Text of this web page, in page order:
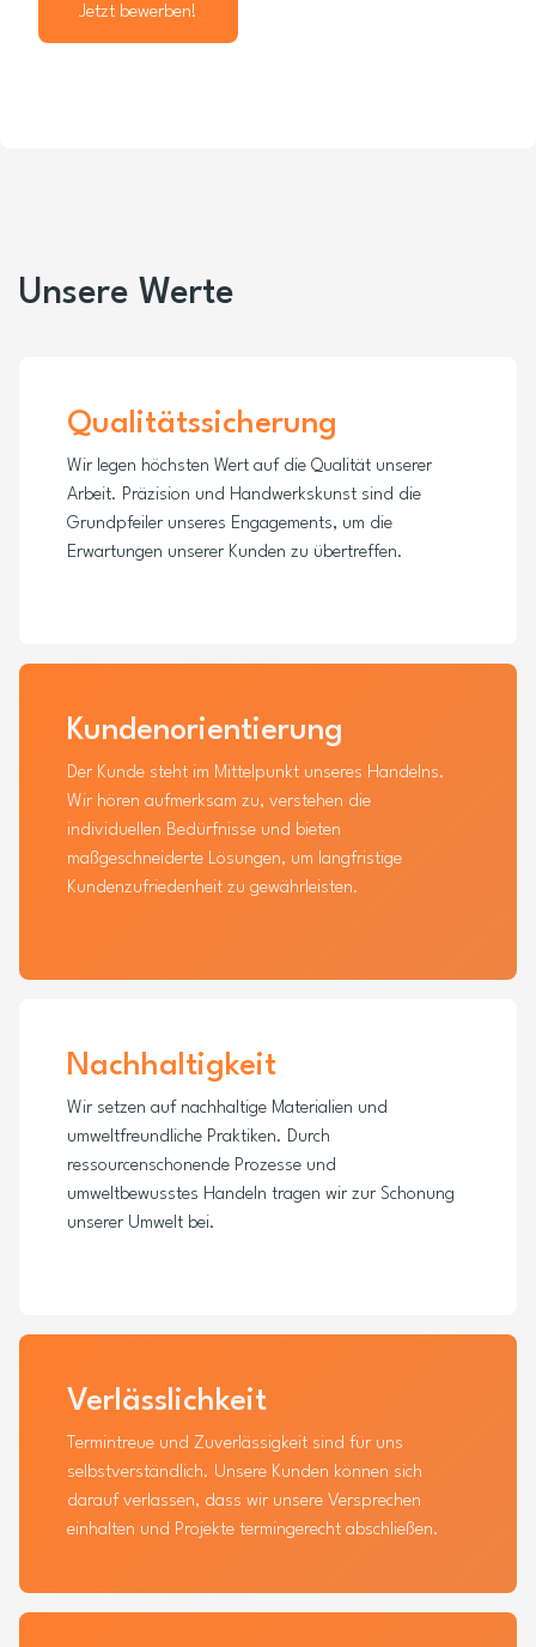
Jetzt bewerben!
Unsere Werte
Qualitätssicherung
Wir legen höchsten Wert auf die Qualität unserer
Arbeit. Präzision und Handwerkskunst sind die
Grundpfeiler unseres Engagements, um die
Erwartungen unserer Kunden zu übertreffen.
Kundenorientierung
Der Kunde steht im Mittelpunkt unseres Handelns.
Wir hören aufmerksam zu, verstehen die
individuellen Bedürfnisse und bieten
maßgeschneiderte Lösungen, um langfristige
Kundenzufriedenheit zu gewährleisten.
Nachhaltigkeit
Wir setzen auf nachhaltige Materialien und
umweltfreundliche Praktiken. Durch
ressourcenschonende Prozesse und
umweltbewusstes Handeln tragen wir zur Schonung
unserer Umwelt bei.
Verlässlichkeit
Termintreue und Zuverlässigkeit sind für uns
selbstverständlich. Unsere Kunden können sich
darauf verlassen, dass wir unsere Versprechen
einhalten und Projekte termingerecht abschließen.